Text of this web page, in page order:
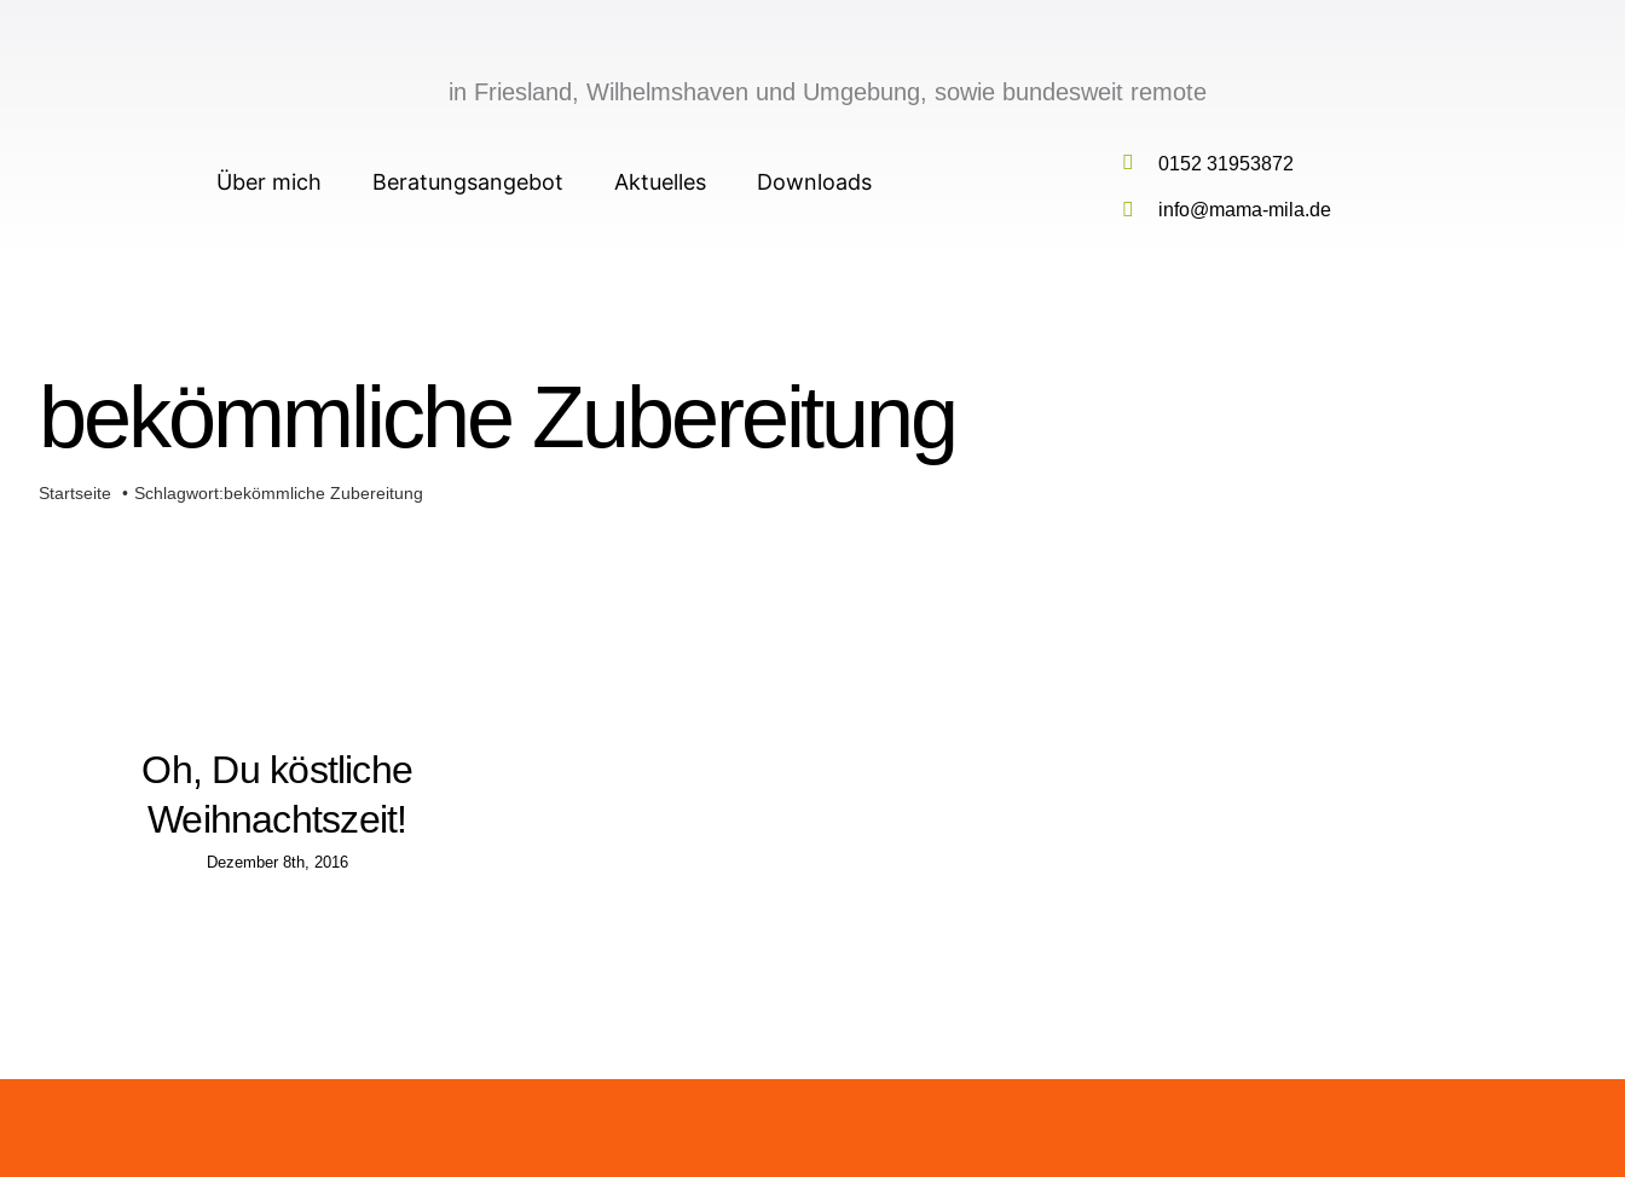
in Friesland, Wilhelmshaven und Umgebung, sowie bundesweit remote
Über mich Beratungsangebot Aktuelles Downloads
0152 31953872
info@mama-mila.de
bekömmliche Zubereitung
Startseite Schlagwort:bekömmliche Zubereitung
Oh, Du köstliche
Weihnachtszeit!
Dezember 8th, 2016